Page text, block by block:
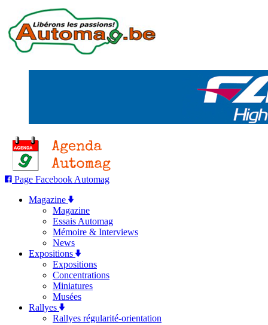
Page Facebook Automag
Magazine
Magazine
Essais Automag
Mémoire & Interviews
News
Expositions
Expositions
Concentrations
Miniatures
Musées
Rallyes
Rallyes régularité-orientation